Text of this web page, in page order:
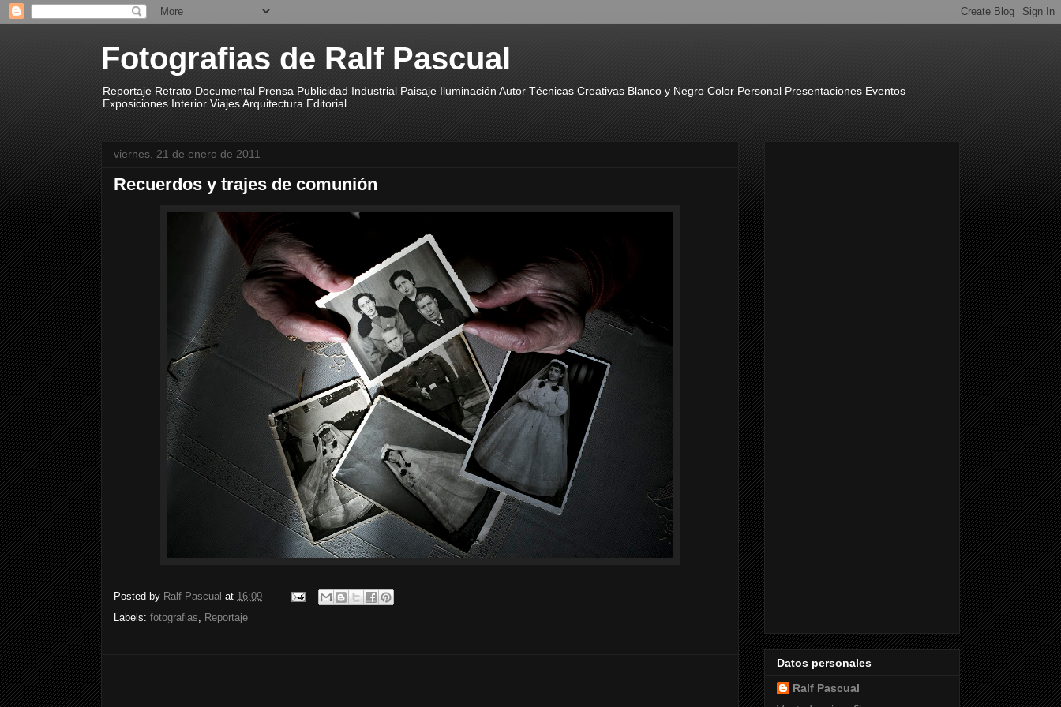
Fotografias de Ralf Pascual
Reportaje Retrato Documental Prensa Publicidad Industrial Paisaje Iluminación Autor Técnicas Creativas Blanco y Negro Color Personal Presentaciones Eventos
Exposiciones Interior Viajes Arquitectura Editorial...
viernes, 21 de enero de 2011
Recuerdos y trajes de comunión
Posted by Ralf Pascual at 16:09
Labels: fotografias, Reportaje
Datos personales
Ralf Pascual